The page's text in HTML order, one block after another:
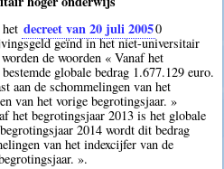
decreet van 20 juli 20050
geïnd in het niet-universitair
de woorden « Vanaf het
globale bedrag 1.677.129 euro.
aan de schommelingen van het
van het vorige begrotingsjaar. »
het begrotingsjaar 2013 is het globale
2014 wordt dit bedrag
van het indexcijfer van de
».